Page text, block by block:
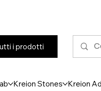
i prodotti
Kreion Stones Kreion